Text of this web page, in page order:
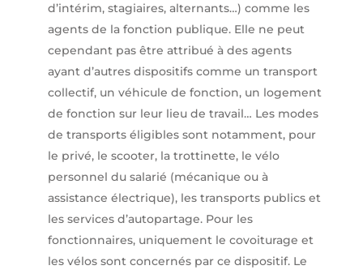
d’intérim, stagiaires, alternants…) comme les
agents de la fonction publique. Elle ne peut
cependant pas être attribué à des agents
ayant d’autres dispositifs comme un transport
collectif, un véhicule de fonction, un logement
de fonction sur leur lieu de travail… Les modes
de transports éligibles sont notamment, pour
le privé, le scooter, la trottinette, le vélo
personnel du salarié (mécanique ou à
assistance électrique), les transports publics et
les services d’autopartage. Pour les
fonctionnaires, uniquement le covoiturage et
les vélos sont concernés par ce dispositif. Le